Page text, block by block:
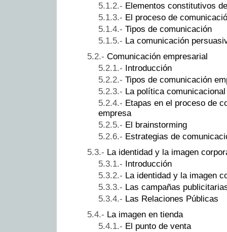
Elementos constitutivos
El proceso de
Tipos de comunicación
La comunicación
Comunicación empresarial
Introducción
Tipos de comunicación
La política comunicacional
Etapas en el proceso de
empresa
El brainstorming
Estrategias de
La identidad y la imagen
Introducción
La identidad y la imagen
Las campañas
Las Relaciones Públicas
La imagen en tienda
El punto de venta